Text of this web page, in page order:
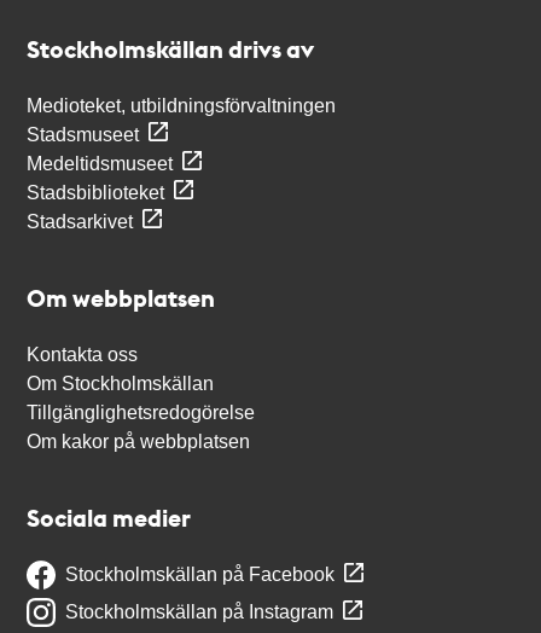
Stockholmskällan drivs av
Medioteket, utbildningsförvaltningen
Stadsmuseet
Medeltidsmuseet
Stadsbiblioteket
Stadsarkivet
Om webbplatsen
Kontakta oss
Om Stockholmskällan
Tillgänglighetsredogörelse
Om kakor på webbplatsen
Sociala medier
Stockholmskällan på Facebook
Stockholmskällan på Instagram